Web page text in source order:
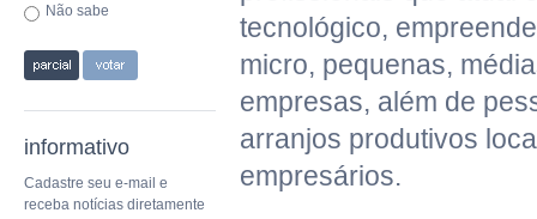
Não sabe
informativo
Cadastre seu e-mail e
receba notícias diretamente
tecnológico,
micro, pequenas,
empresas, além de
arranjos produtivos
empresários.